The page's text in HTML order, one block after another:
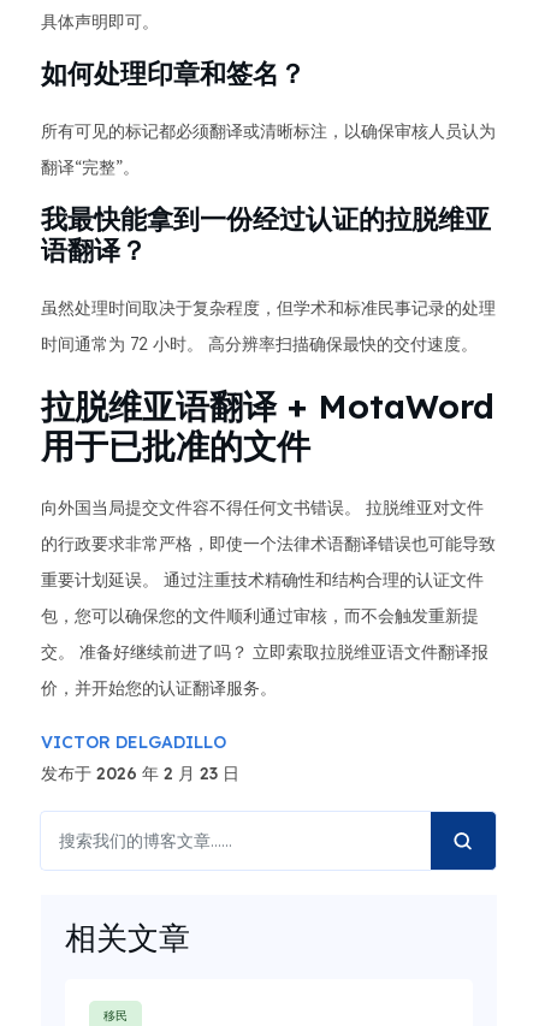
具体声明即可。
如何处理印章和签名？
所有可见的标记都必须翻译或清晰标注，以确保审核人员认为
翻译“完整”。
我最快能拿到一份经过认证的拉脱维亚
语翻译？
虽然处理时间取决于复杂程度，但学术和标准民事记录的处理
时间通常为 72 小时。 高分辨率扫描确保最快的交付速度。
拉脱维亚语翻译 + MotaWord
用于已批准的文件
向外国当局提交文件容不得任何文书错误。 拉脱维亚对文件
的行政要求非常严格，即使一个法律术语翻译错误也可能导致
重要计划延误。 通过注重技术精确性和结构合理的认证文件
包，您可以确保您的文件顺利通过审核，而不会触发重新提
交。 准备好继续前进了吗？ 立即索取拉脱维亚语文件翻译报
价，并开始您的认证翻译服务。
VICTOR DELGADILLO
发布于 2026 年 2 月 23 日
相关文章
移民